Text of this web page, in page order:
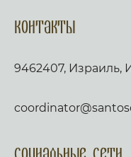
Контакты
9462407, Израиль,